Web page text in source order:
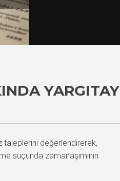
YARGITAY
taleplerini değerlendirerek,
suçunda zamanaşımının